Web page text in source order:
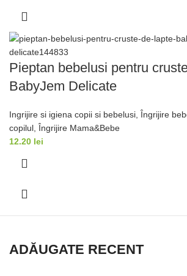
Pieptan bebelusi pentru
BabyJem Delicate
Ingrijire si igiena copii si bebelusi, Îngrijire
copilul, Îngrijire Mama&Bebe
12.20 lei
ADĂUGATE RECENT